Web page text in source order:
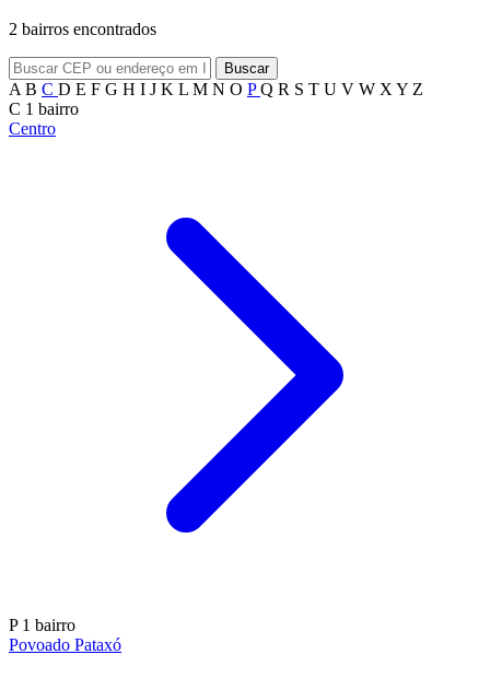
2 bairros encontrados
Buscar
A B C D E F G H I J K L M N O PQ R S T U V W X Y Z
C 1 bairro
Centro
P 1 bairro
Povoado Pataxó